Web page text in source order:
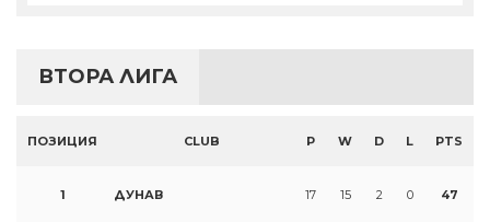
ВТОРА ЛИГА
ПОЗИЦИЯ CLUB P W D L PTS
1 ДУНАВ 17 15 2 0 47